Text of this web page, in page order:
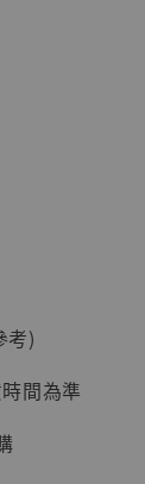
考)
間為準